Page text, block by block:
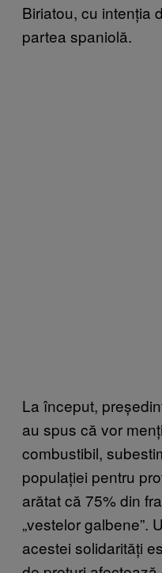
Biriatou, cu intenția
partea spaniolă.
La început,
au spus că vor
combustibil,
populației pentru
arătat că 75% din
„vestelor galbene”.
acestei solidarități